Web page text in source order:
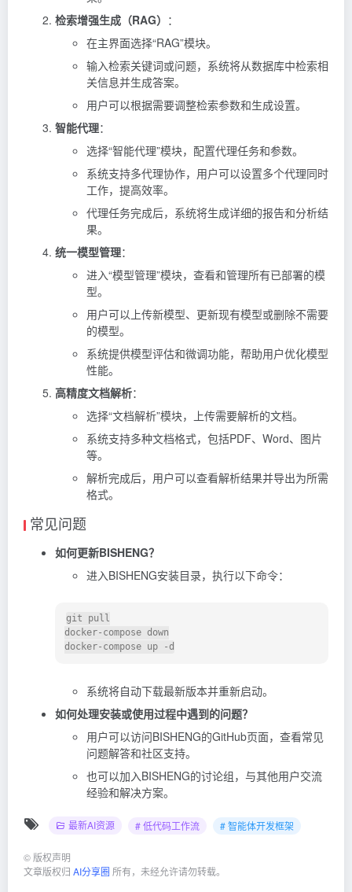
检索增强生成（RAG） ：
在主界面选择“RAG”模块。
输入检索关键词或问题，系统将从数据库中检索相
关信息并生成答案。
用户可以根据需要调整检索参数和生成设置。
智能代理：
选择“智能代理”模块，配置代理任务和参数。
系统支持多代理协作，用户可以设置多个代理同时
工作，提高效率。
代理任务完成后，系统将生成详细的报告和分析结
果。
统一模型管理：
进入“模型管理”模块，查看和管理所有已部署的模
型。
用户可以上传新模型、更新现有模型或删除不需要
的模型。
系统提供模型评估和微调功能，帮助用户优化模型
性能。
高精度文档解析：
选择“文档解析”模块，上传需要解析的文档。
系统支持多种文档格式，包括PDF、Word、图片
等。
解析完成后，用户可以查看解析结果并导出为所需
格式。
常见问题
如何更新BISHENG？
进入BISHENG安装目录，执行以下命令：
git pull
docker-compose down
系统将自动下载最新版本并重新启动。
如何处理安装或使用过程中遇到的问题？
用户可以访问BISHENG的GitHub页面，查看常见
问题解答和社区支持。
也可以加入BISHENG的讨论组，与其他用户交流
经验和解决方案。
最新AI资源 # 低代码工作流 # 智能体开发框架
© 版权声明
文章版权归 AI分享圈 所有，未经允许请勿转载。